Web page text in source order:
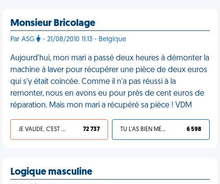
Monsieur Bricolage
Par ASG - 21/08/2010 11:13 - Belgique
Aujourd'hui, mon mari a passé deux heures à démonter la
machine à laver pour récupérer une pièce de deux euros
qui s'y était coincée. Comme il n'a pas réussi à la
remonter, nous en avons eu pour près de cent euros de
réparation. Mais mon mari a récupéré sa pièce ! VDM
JE VALIDE, C'EST UNE VDM 72 737 TU L'AS BIEN MÉRITÉ 6 598
Logique masculine